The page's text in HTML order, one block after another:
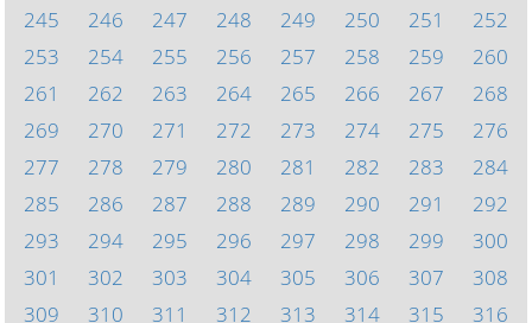
245
246 247 248 249 250 251
252
253
254 255 256 257 258 259
260
261
262 263 264 265 266 267
268
269
270 271 272 273 274 275
276
277
278 279 280 281 282 283
284
285
286 287 288 289 290 291
292
293
294 295 296 297 298 299
300
301
302 303 304 305 306 307
308
309
310 311 312 313 314 315
316